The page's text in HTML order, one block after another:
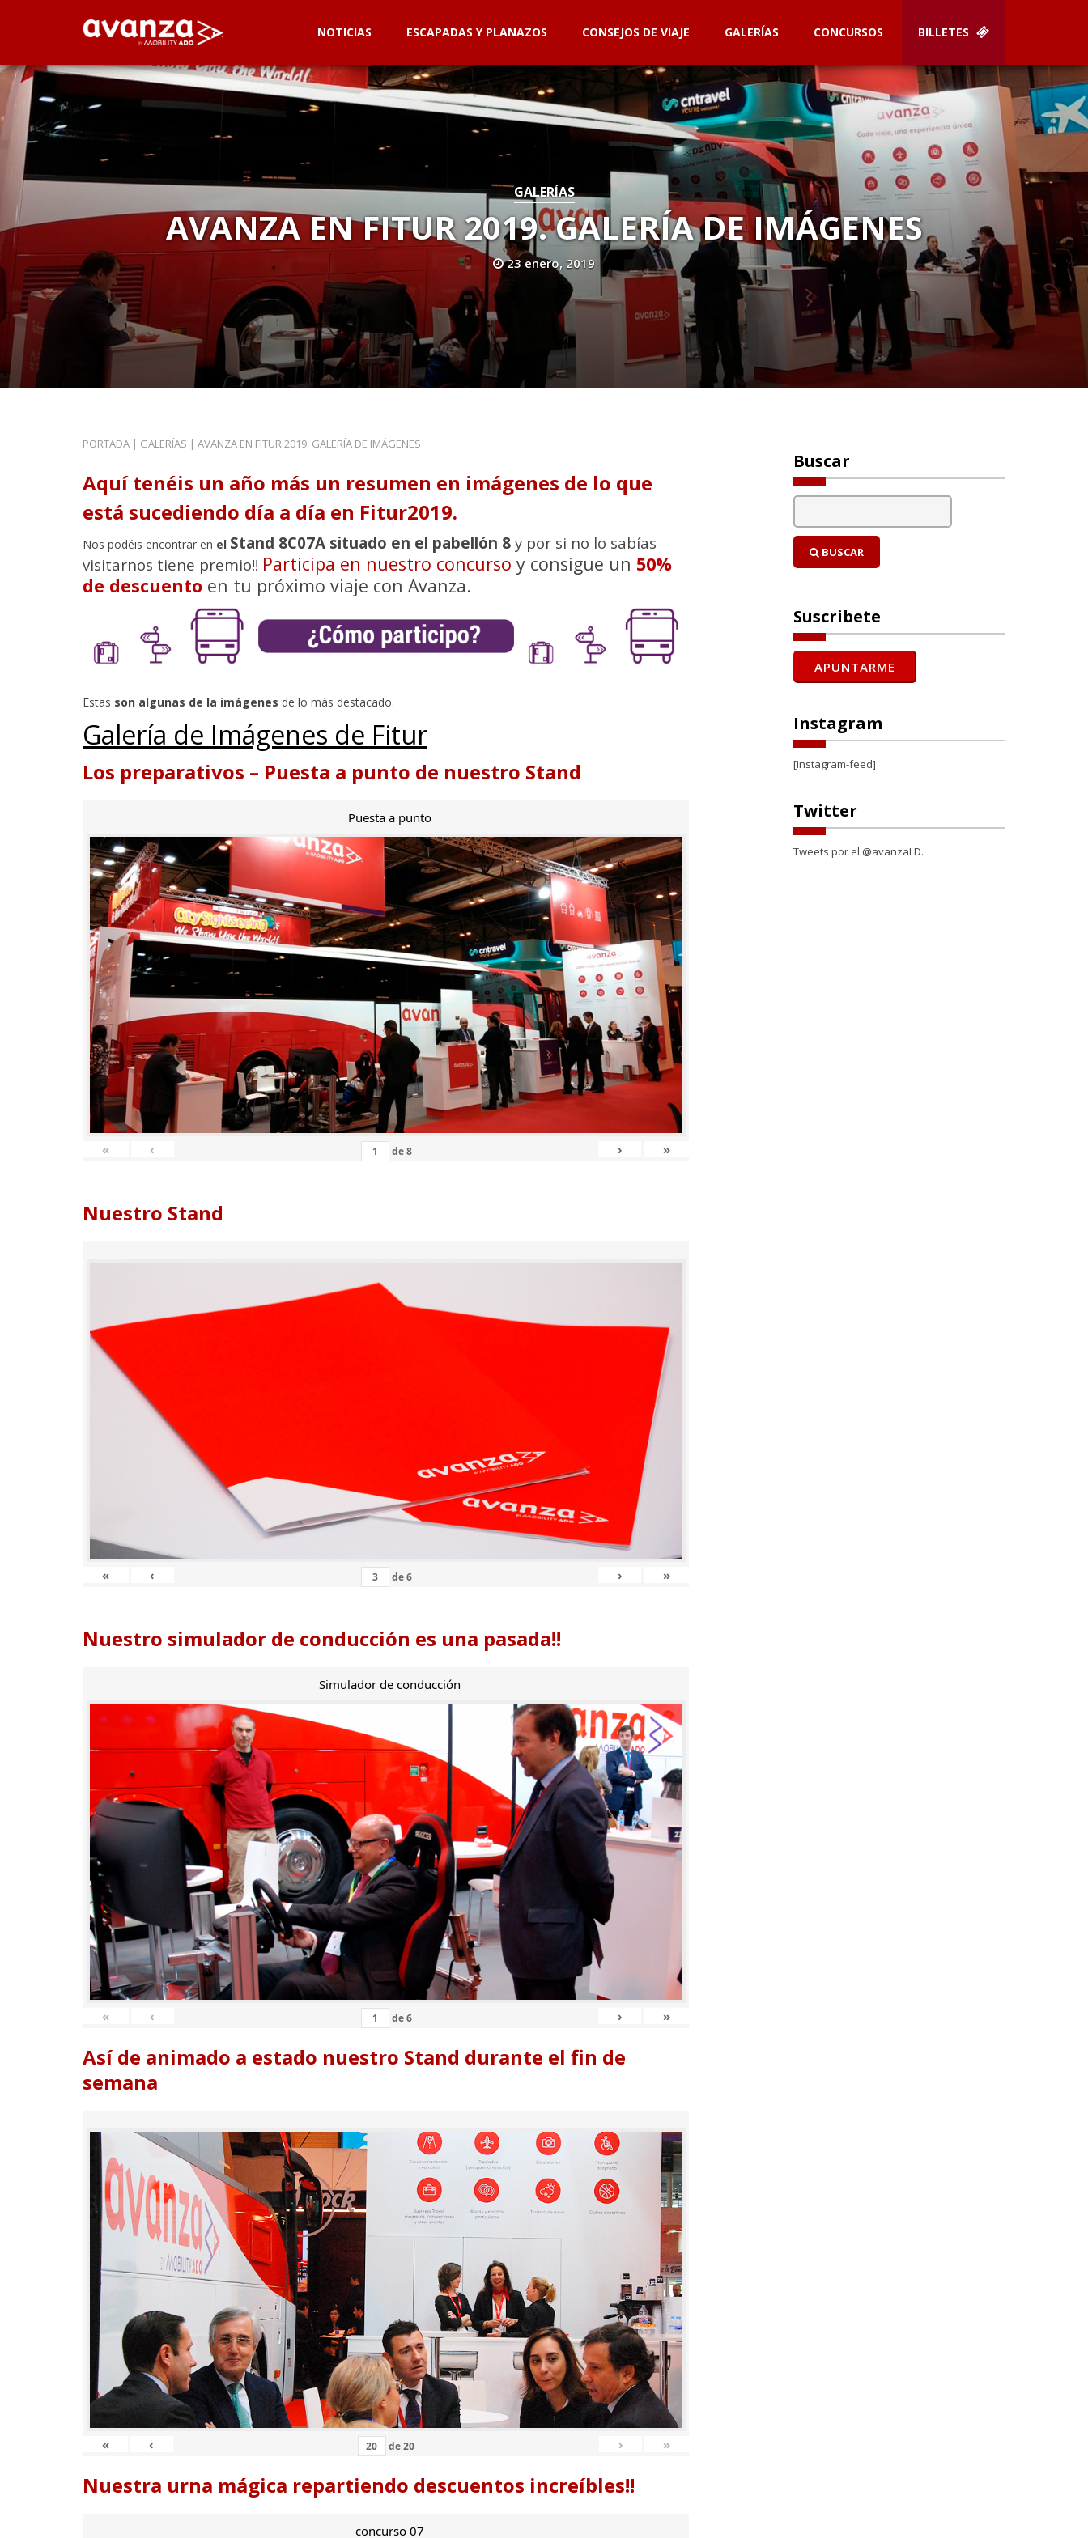
NOTICIAS ESCAPADAS Y PLANAZOS CONSEJOS DE VIAJE GALERÍAS CONCURSOS BILLETES
GALERÍAS
AVANZA EN FITUR 2019. GALERÍA DE IMÁGENES
23 enero, 2019
PORTADA | GALERÍAS | AVANZA EN FITUR 2019. GALERÍA DE IMÁGENES
Aquí tenéis un año más un resumen en imágenes de lo que
está sucediendo día a día en Fitur2019.
Nos podéis encontrar en el Stand 8C07A situado en el pabellón 8 y por si no lo sabías
visitarnos tiene premio!! Participa en nuestro concurso y consigue un 50%
de descuento en tu próximo viaje con Avanza.
Estas son algunas de la imágenes de lo más destacado.
Galería de Imágenes de Fitur
Los preparativos – Puesta a punto de nuestro Stand
Puesta a punto
« ‹ de8 › »
Nuestro Stand
« ‹ de6 › »
Nuestro simulador de conducción es una pasada!!
Simulador de conducción
« ‹ de6 › »
Así de animado a estado nuestro Stand durante el fin de
semana
« ‹ de20 › »
Nuestra urna mágica repartiendo descuentos increíbles!!
concurso 07
Buscar
BUSCAR
Suscribete
Instagram
[instagram-feed]
Twitter
Tweets por el @avanzaLD.